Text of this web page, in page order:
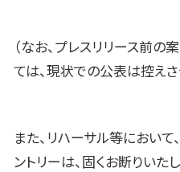
（なお、プレスリリース前の
ては、現状での公表は控えさ
また、リハーサル等におい
ントリーは、固くお断りいた